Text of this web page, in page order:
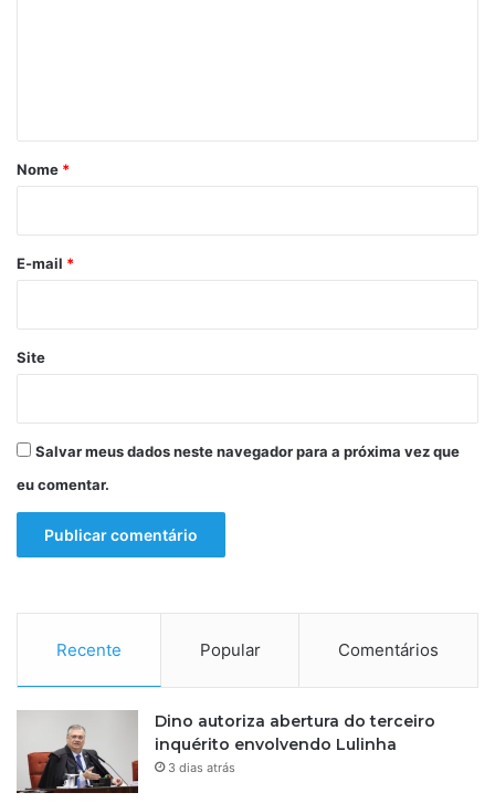
g
a
s
r
*
Nome *
E-mail *
Site
Salvar meus dados neste navegador para a próxima vez que
eu comentar.
Recente Popular Comentários
Dino autoriza abertura do terceiro
inquérito envolvendo Lulinha
3 dias atrás